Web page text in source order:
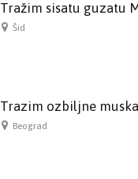
Šid
Beograd